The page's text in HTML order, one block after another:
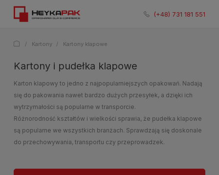
731 181 551
/ Kartony / Kartony klapowe
Kartony i pudełka klapowe
Karton klapowy to jedno z najpopularniejszych opakowań. Nadają
się do pakowania nawet bardzo dużych przesyłek, a dzięki ich
wytrzymałości są popularne w transporcie.
Różnorodność kształtów i wielkości sprawia, że pudełka klapowe
są popularne we wszystkich branżach. Sprawdzają się doskonale
do przechowywania, transportu czy przeprowadzek.